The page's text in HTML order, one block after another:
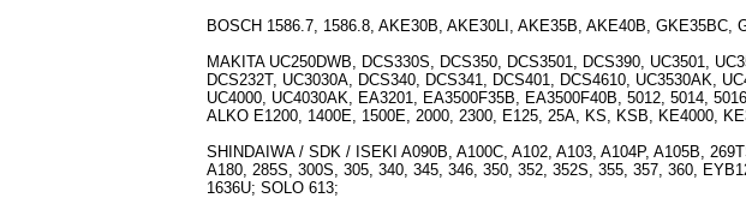
BOSCH 1586.7, 1586.8, AKE30B, AKE30LI, AKE35B, AKE40B,
MAKITA UC250DWB, DCS330S, DCS350, DCS3501, DCS390, UC3501,
DCS232T, UC3030A, DCS340, DCS341, DCS401, DCS4610, UC3530AK,
UC4000, UC4030AK, EA3201, EA3500F35B, EA3500F40B, 5012, 5014,
ALKO E1200, 1400E, 1500E, 2000, 2300, E125, 25A, KS, KSB, KE4000,
SHINDAIWA / SDK / ISEKI A090B, A100C, A102, A103, A104P, A105B,
A180, 285S, 300S, 305, 340, 345, 346, 350, 352, 352S, 355, 357, 360,
1636U; SOLO 613;